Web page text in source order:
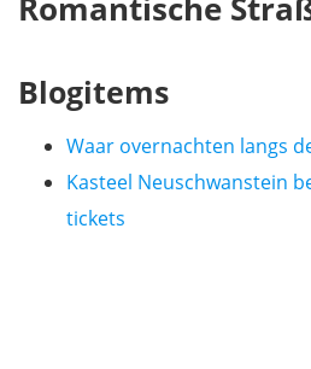
Blogitems
Waar overnachten langs
Kasteel Neuschwanstein
tickets